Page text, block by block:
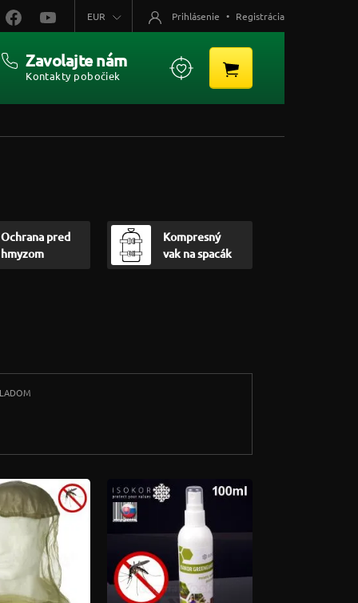
Ochrana pred
hmyzom
Kompresný
vak na spacák
EUR Prihlásenie • Registrácia
Zavolajte nám
Kontakty pobočiek